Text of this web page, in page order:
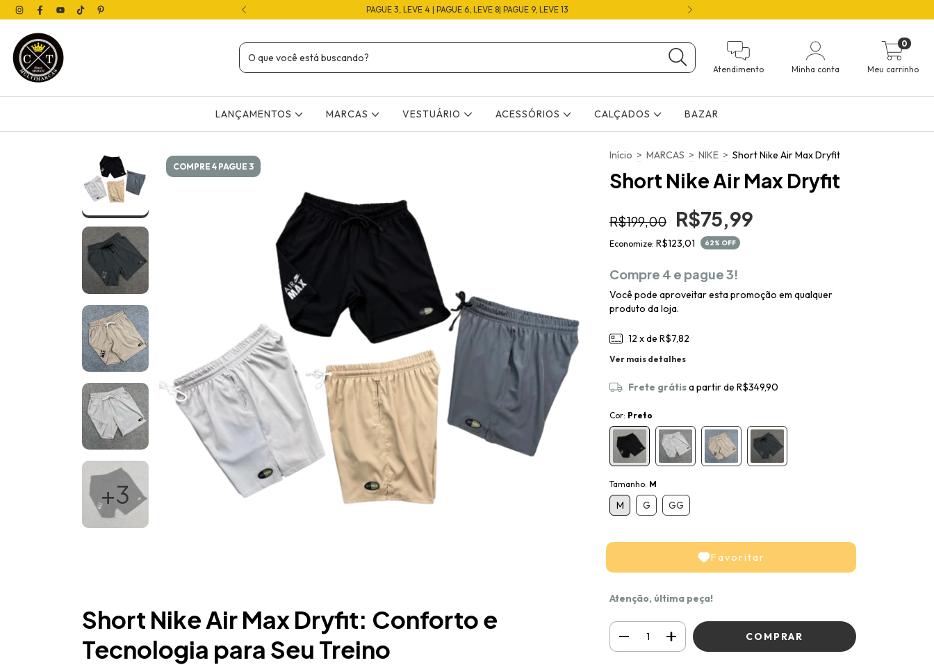
NO CARTÃO OU 4X SEM JUROS NO PIX) PAGUE 3, LEVE 4 | PAGUE 6, LEVE 8| PAGUE 9, LEVE 13
Atendimento Minha conta Meu carrinho
0
LANÇAMENTOS MARCAS VESTUÁRIO ACESSÓRIOS CALÇADOS BAZAR
+3
COMPRE 4 PAGUE 3
Short Nike Air Max Dryfit: Conforto e
Tecnologia para Seu Treino
Início > MARCAS > NIKE > Short Nike Air Max Dryfit
Short Nike Air Max Dryfit
R$199,00 R$75,99
Economize: R$123,01 62% OFF
Compre 4 e pague 3!
Você pode aproveitar esta promoção em qualquer
produto da loja.
12 x de R$7,82
Ver mais detalhes
Frete grátisa partir de R$349,90
Cor: Preto
Tamanho: M
M G GG
Favoritar
Atenção, última peça!